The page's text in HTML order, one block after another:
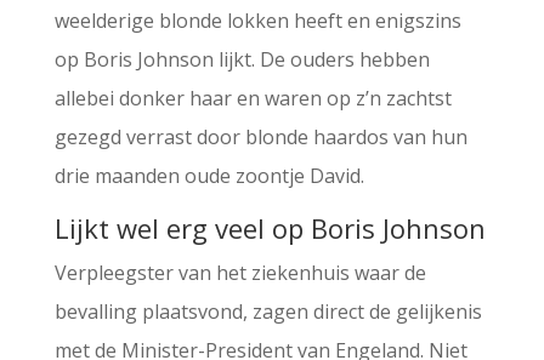
weelderige blonde lokken heeft en enigszins
op Boris Johnson lijkt. De ouders hebben
allebei donker haar en waren op z’n zachtst
gezegd verrast door blonde haardos van hun
drie maanden oude zoontje David.
Lijkt wel erg veel op Boris Johnson
Verpleegster van het ziekenhuis waar de
bevalling plaatsvond, zagen direct de gelijkenis
met de Minister-President van Engeland. Niet